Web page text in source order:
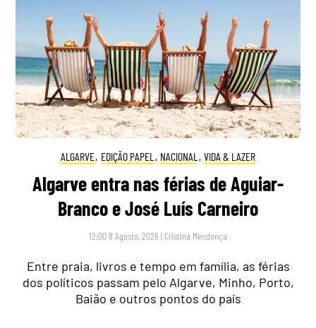
ALGARVE, EDIÇÃO PAPEL , NACIONAL , VIDA & LAZER
Algarve entra nas férias de Aguiar-
Branco e José Luís Carneiro
12:00 8 Agosto, 2026 | Cristina Mendonça
Entre praia, livros e tempo em família, as férias
dos políticos passam pelo Algarve, Minho, Porto,
Baião e outros pontos do país